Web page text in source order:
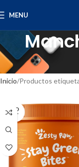
MENU
Inicio Productos
SOLD
OUT